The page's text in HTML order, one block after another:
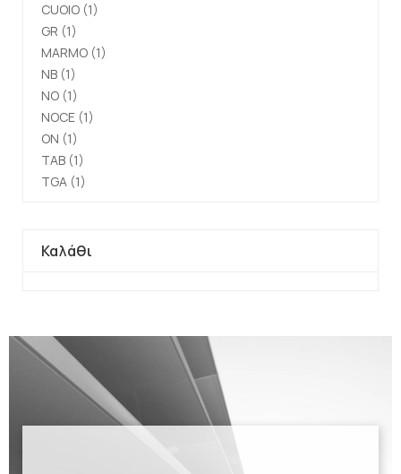
CUOIO (1)
GR (1)
MARMO (1)
NB (1)
NO (1)
NOCE (1)
ON (1)
TAB (1)
TGA (1)
Καλάθι